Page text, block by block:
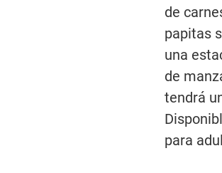
de
papitas
una
de
tendrá
para